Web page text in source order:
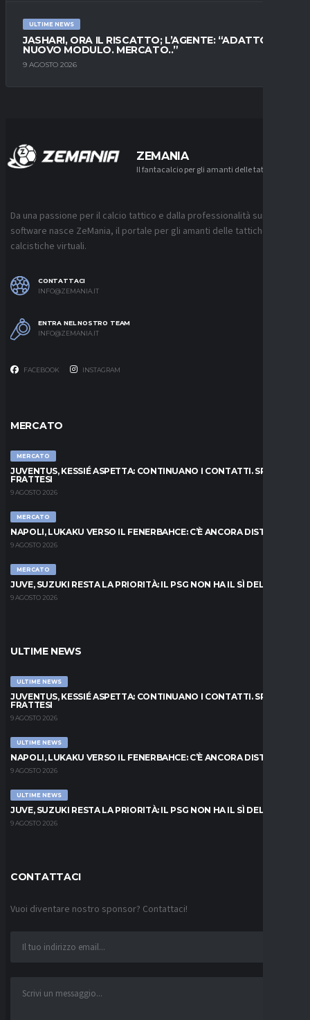
ULTIME NEWS
JASHARI, ORA IL RISCATTO; L’AGENTE: “ADATTO AL
NUOVO MODULO. MERCATO..”
9 AGOSTO 2026
ZEMANIA
Il fantacalcio per gli amanti delle tattiche
Da una passione per il calcio tattico e dalla professionalità sui
software nasce ZeMania, il portale per gli amanti delle tattiche
calcistiche virtuali.
CONTATTACI
INFO@ZEMANIA.IT
ENTRA NEL NOSTRO TEAM
INFO@ZEMANIA.IT
FACEBOOK INSTAGRAM
MERCATO
MERCATO
JUVENTUS, KESSIÉ ASPETTA: CONTINUANO I CONTATTI. SPUNTA
FRATTESI
9 AGOSTO 2026
MERCATO
NAPOLI, LUKAKU VERSO IL FENERBAHCE: C’È ANCORA DISTANZA
9 AGOSTO 2026
MERCATO
JUVE, SUZUKI RESTA LA PRIORITÀ: IL PSG NON HA IL SÌ DEL PARMA
9 AGOSTO 2026
ULTIME NEWS
ULTIME NEWS
JUVENTUS, KESSIÉ ASPETTA: CONTINUANO I CONTATTI. SPUNTA
FRATTESI
9 AGOSTO 2026
ULTIME NEWS
NAPOLI, LUKAKU VERSO IL FENERBAHCE: C’È ANCORA DISTANZA
9 AGOSTO 2026
ULTIME NEWS
JUVE, SUZUKI RESTA LA PRIORITÀ: IL PSG NON HA IL SÌ DEL PARMA
9 AGOSTO 2026
CONTATTACI
Vuoi diventare nostro sponsor? Contattaci!